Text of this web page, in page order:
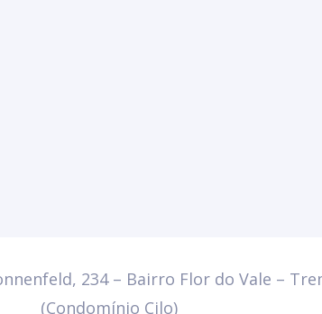
234 – Bairro Flor do Vale –
(Condomínio Cilo)